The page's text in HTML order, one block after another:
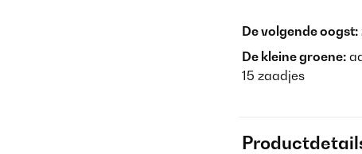
De volgende oogst:
De kleine groene:
15 zaadjes